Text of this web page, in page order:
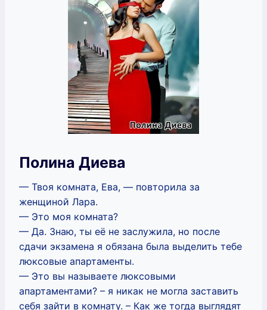
Полина Диева
— Твоя комната, Ева, — повторила за
женщиной Лара.
— Это моя комната?
— Да. Знаю, ты её не заслужила, но после
сдачи экзамена я обязана была выделить тебе
люксовые апартаменты.
— Это вы называете люксовыми
апартаментами? – я никак не могла заставить
себя зайти в комнату. – Как же тогда выглядят